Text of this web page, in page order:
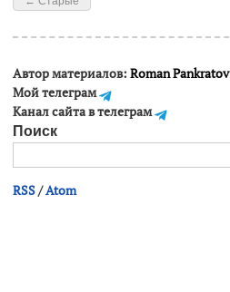
Автор материалов: Roman Pankratov
Мой телеграм
Канал сайта в телеграм
Поиск
RSS/Atom